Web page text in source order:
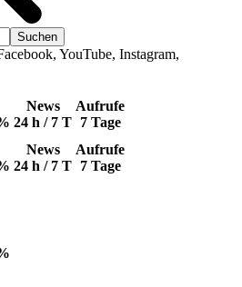
YouTube, Instagram,
News
24 h / 7 T
Aufrufe
7 Tage
News
24 h / 7 T
Aufrufe
7 Tage